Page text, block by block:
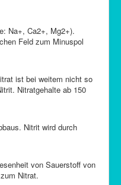
Na+, Ca2+, Mg2+).
Feld zum Minuspol
ist bei weitem nicht so
Nitratgehalte ab 150
Nitrit wird durch
von Sauerstoff von
Nitrat.